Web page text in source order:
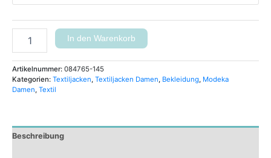
In den Warenkorb
Artikelnummer: 084765-145
Kategorien: Textiljacken, Textiljacken Damen, Bekleidung, Modeka
Damen, Textil
Beschreibung